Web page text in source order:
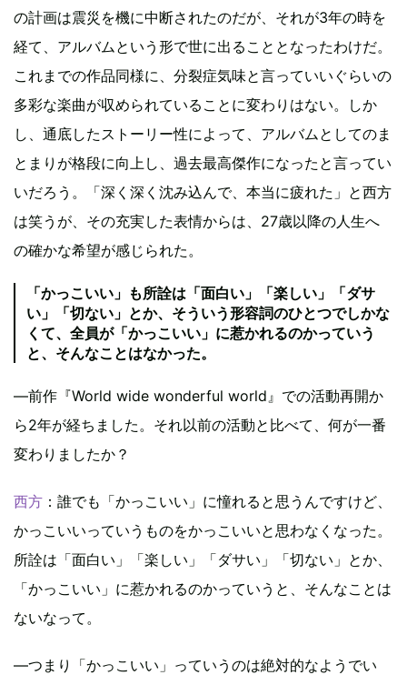
の計画は震災を機に中断されたのだが、それが3年の時を
経て、アルバムという形で世に出ることとなったわけだ。
これまでの作品同様に、分裂症気味と言っていいぐらいの
多彩な楽曲が収められていることに変わりはない。しか
し、通底したストーリー性によって、アルバムとしてのま
とまりが格段に向上し、過去最高傑作になったと言ってい
いだろう。「深く深く沈み込んで、本当に疲れた」と西方
は笑うが、その充実した表情からは、27歳以降の人生へ
の確かな希望が感じられた。
「かっこいい」も所詮は「面白い」「楽しい」「ダサ
い」「切ない」とか、そういう形容詞のひとつでしかな
くて、全員が「かっこいい」に惹かれるのかっていう
と、そんなことはなかった。
―前作『World wide wonderful world』での活動再開か
ら2年が経ちました。それ以前の活動と比べて、何が一番
変わりましたか？
西方 ：誰でも「かっこいい」に憧れると思うんですけど、
かっこいいっていうものをかっこいいと思わなくなった。
所詮は「面白い」「楽しい」「ダサい」「切ない」とか、
「かっこいい」に惹かれるのかっていうと、そんなことは
ないなって。
―つまり「かっこいい」っていうのは絶対的なようでい